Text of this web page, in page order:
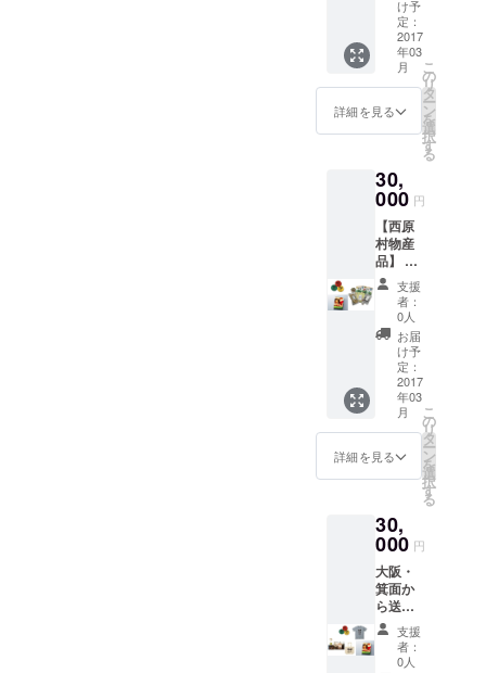
イメー
ジで
す。
もたち
のプレ
ゼン
ト、 現
地での
活動費
に使用
おうえ
んネッ
トワー
ク加盟
団体の
商品】
熊本や
東北の
物産
品、箕
面で使
えるカ
フェ利
用チ
ケット
などな
ど。 な
み！ ※
写真は
イメー
ジで
す。
を使わ
ず、 安
全安心
な環境
で豚を
育て、
出荷し
ていま
工品も
無添加
のこだ
わり。
今回の
地震で
豚舎や
加工場
の地盤
を横切
るよう
に亀裂
が入
り、 加
工場は
使えな
い状態
人力で
掃除等
をして
豚をそ
だてて
いる状
況で
す。 そ
んな
け予
定：
2017
年03
月
詳細を見る
こ
の
リ
タ
ー
ン
を
選
択
す
る
30,
000 円
【西原
村物産
品】 熊
本県西
原村に
ある
様々な
方が集
う作業
所「た
んぽぽ
ハウ
ス」
（http://
www13.
plala.or.
jp/tanpo
po-
imacoc
o/）で
作られ
ている
商品の
なかか
ら、詰
め合わ
支援
者：
0人
お届
け予
定：
2017
年03
月
詳細を見る
こ
の
リ
タ
ー
ン
を
選
択
す
る
30,
000 円
大阪・
箕面か
ら送ら
せてい
ただき
ます。
支援
者：
0人